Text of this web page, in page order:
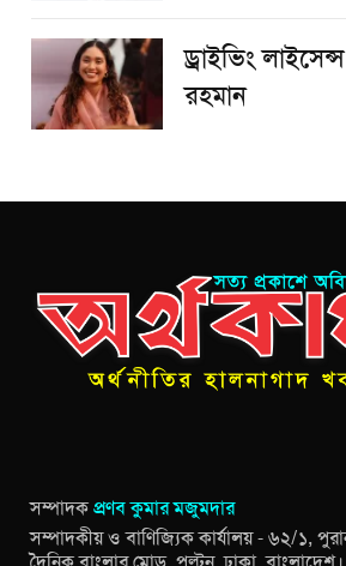
ড্রাইভিং
রহমান
সম্পাদকপ্রণব কুমার মজুমদার
সম্পাদকীয় ও বাণিজ্যিক কার্যালয় - ৬২/১,